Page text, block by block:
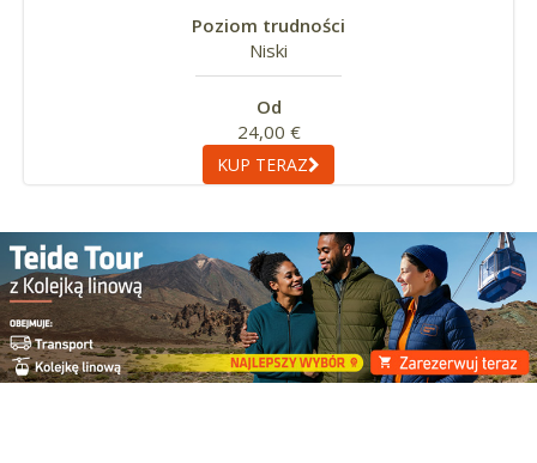
Poziom trudności
Niski
Od
24,00 €
KUP TERAZ